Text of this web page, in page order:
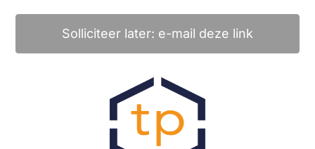
Solliciteer later: e-mail deze link